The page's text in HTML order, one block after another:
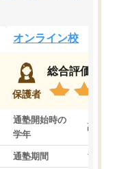
オンライン校
保護者
総合評価
通塾開始時の
学年
高3
通塾期間 1～3